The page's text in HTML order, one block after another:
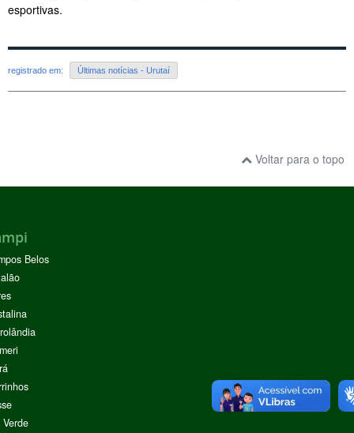
esportivas.
registrado em: Últimas notícias - Urutaí
Voltar para o topo
Belos